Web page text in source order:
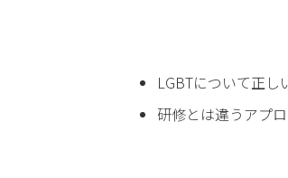
LGBTについて正し
研修とは違うアプ